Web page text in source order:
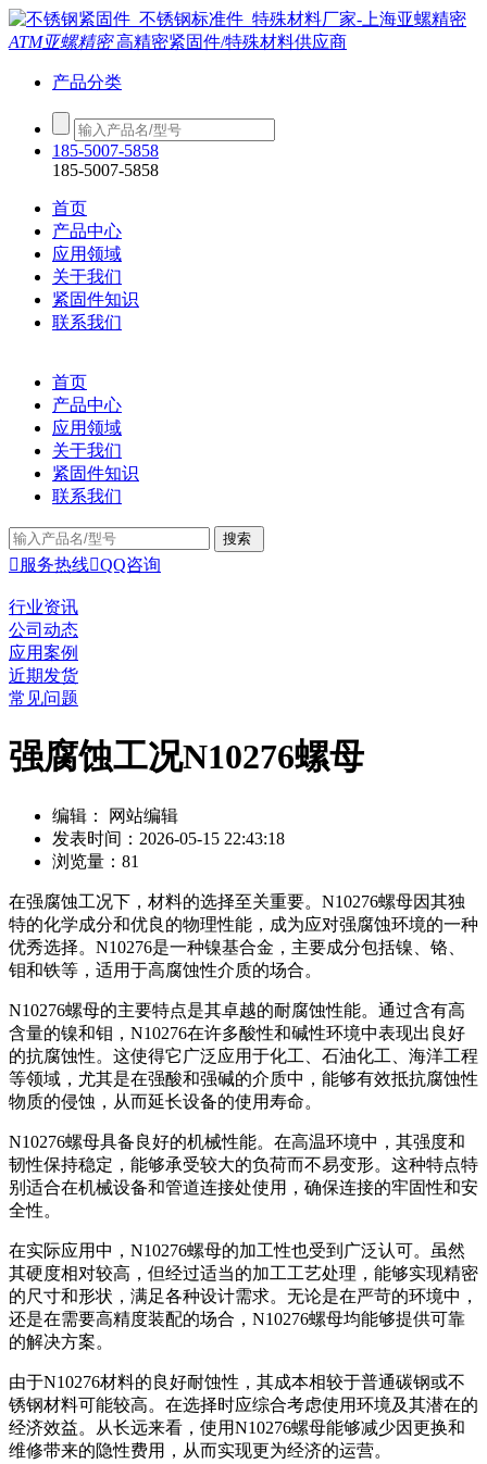
ATM亚螺精密高精密紧固件/特殊材料供应商
产品分类
185-5007-5858
185-5007-5858
首页
产品中心
应用领域
关于我们
紧固件知识
联系我们
首页
产品中心
应用领域
关于我们
紧固件知识
联系我们
 服务热线QQ咨询
行业资讯
公司动态
应用案例
近期发货
常见问题
强腐蚀工况N10276螺母
编辑： 网站编辑
发表时间：2026-05-15 22:43:18
浏览量：81
在强腐蚀工况下，材料的选择至关重要。N10276螺母因其独
特的化学成分和优良的物理性能，成为应对强腐蚀环境的一种
优秀选择。N10276是一种镍基合金，主要成分包括镍、铬、
钼和铁等，适用于高腐蚀性介质的场合。
N10276螺母的主要特点是其卓越的耐腐蚀性能。通过含有高
含量的镍和钼，N10276在许多酸性和碱性环境中表现出良好
的抗腐蚀性。这使得它广泛应用于化工、石油化工、海洋工程
等领域，尤其是在强酸和强碱的介质中，能够有效抵抗腐蚀性
物质的侵蚀，从而延长设备的使用寿命。
N10276螺母具备良好的机械性能。在高温环境中，其强度和
韧性保持稳定，能够承受较大的负荷而不易变形。这种特点特
别适合在机械设备和管道连接处使用，确保连接的牢固性和安
全性。
在实际应用中，N10276螺母的加工性也受到广泛认可。虽然
其硬度相对较高，但经过适当的加工工艺处理，能够实现精密
的尺寸和形状，满足各种设计需求。无论是在严苛的环境中，
还是在需要高精度装配的场合，N10276螺母均能够提供可靠
的解决方案。
由于N10276材料的良好耐蚀性，其成本相较于普通碳钢或不
锈钢材料可能较高。在选择时应综合考虑使用环境及其潜在的
经济效益。从长远来看，使用N10276螺母能够减少因更换和
维修带来的隐性费用，从而实现更为经济的运营。